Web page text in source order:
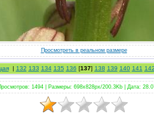
Просмотреть в реальном размере
| 132 133 134 135 136 [137] 138 139 140 141
1494 | Размеры: 698x828px/200.3Kb | Дата: